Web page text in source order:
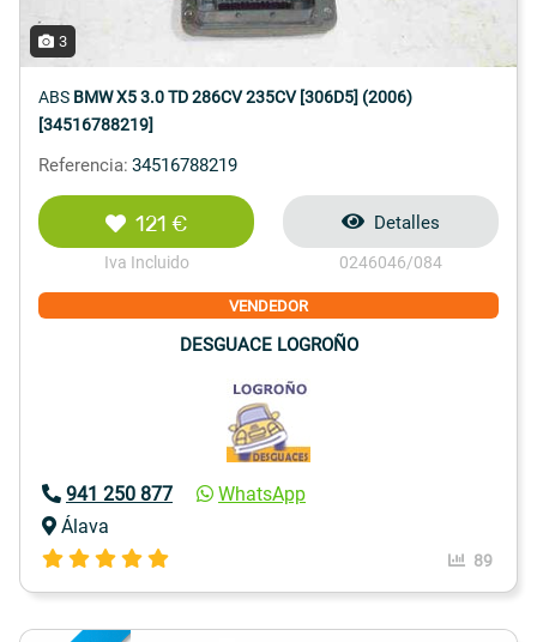
3
ABS BMW X5 3.0 TD 286CV 235CV [306D5] (2006)
[34516788219]
Referencia: 34516788219
121 €
Iva Incluido
Detalles
0246046/084
VENDEDOR
DESGUACE LOGROÑO
941 250 877
WhatsApp
Álava
89